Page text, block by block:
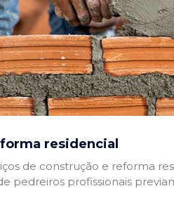
residencial
de construção e reforma
pedreiros profissionais